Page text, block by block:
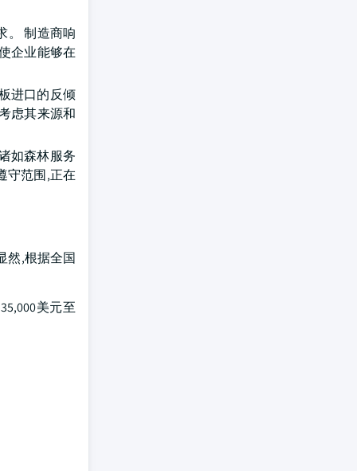
。 制造商响
企业能够在
进口的反倾
虑其来源和
如森林服务
守范围,正在
然,根据全国
美元至